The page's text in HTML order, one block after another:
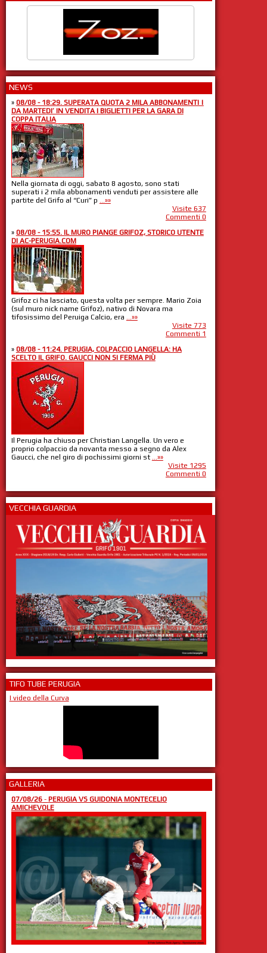
NEWS
» 08/08 - 18:29. SUPERATA QUOTA 2 MILA ABBONAMENTI |
DA MARTEDI’ IN VENDITA I BIGLIETTI PER LA GARA DI
COPPA ITALIA
Nella giornata di oggi, sabato 8 agosto, sono stati
superati i 2 mila abbonamenti venduti per assistere alle
partite del Grifo al “Curi” p ...»»
Visite 637
Commenti 0
» 08/08 - 15:55. IL MURO PIANGE GRIFOZ, STORICO UTENTE
DI AC-PERUGIA.COM
Grifoz ci ha lasciato, questa volta per sempre. Mario Zoia
(sul muro nick name Grifoz), nativo di Novara ma
tifosissimo del Peruiga Calcio, era ...»»
Visite 773
Commenti 1
» 08/08 - 11:24. PERUGIA, COLPACCIO LANGELLA: HA
SCELTO IL GRIFO. GAUCCI NON SI FERMA PIÙ
Il Perugia ha chiuso per Christian Langella. Un vero e
proprio colpaccio da novanta messo a segno da Alex
Gaucci, che nel giro di pochissimi giorni st ...»»
Visite 1295
Commenti 0
VECCHIA GUARDIA
TIFO TUBE PERUGIA
I video della Curva
GALLERIA
07/08/26- PERUGIA VS GUIDONIA MONTECELIO
AMICHEVOLE